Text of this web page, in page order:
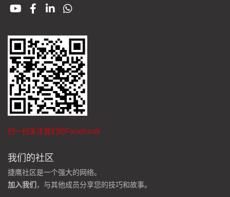
扫一扫关注我们的Facebook
我们的社区
捷鹰社区是一个强大的网络。
加入我们 ，与其他成员分享您的技巧和故事。